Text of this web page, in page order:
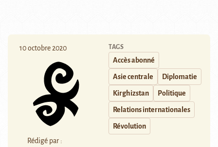
10 octobre 2020
Rédigé par :
TAGS
Accès abonné
Asie centrale Diplomatie
Kirghizstan Politique
Relations internationales
Révolution